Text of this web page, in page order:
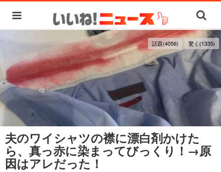
話題(4056) 驚く(1335)
夫のワイシャツの襟に漂白剤かけた
ら、真っ赤に染まってびっくり！→原
因はアレだった！